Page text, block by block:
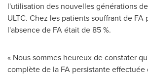
l'utilisation des nouvelles générations
ULTC. Chez les patients souffrant de FA
l'absence de FA était de 85 %.
« Nous sommes heureux de constater
complète de la FA persistante effectuée